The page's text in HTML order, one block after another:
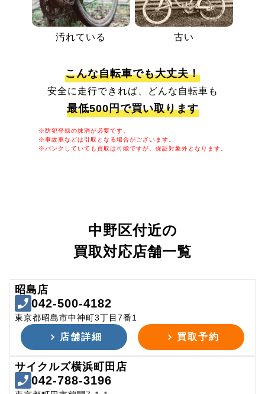
汚れている 古い
こんな自転車でも大丈夫！
安全に走行できれば、どんな自転車も
最低500円で買い取ります
※防犯登録の抹消が必要です。
※事故車などは引取となる場合がございます。
※パンクしていても買取は可能ですが、保証対象外となります。
中野区付近の
買取対応店舗一覧
昭島店
042-500-4182
東京都昭島市中神町3丁目7番1
店舗詳細 買取予約
サイクルズ横浜町田店
042-788-3196